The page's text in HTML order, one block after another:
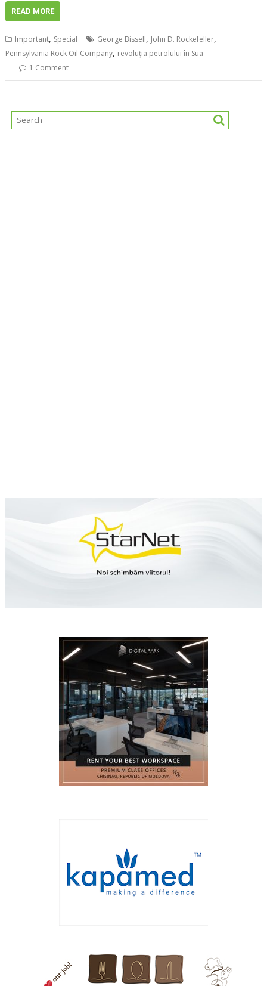
READ MORE
Important, Special George Bissell, John D. Rockefeller,
Pennsylvania Rock Oil Company, revoluția petrolului în Sua
1 Comment